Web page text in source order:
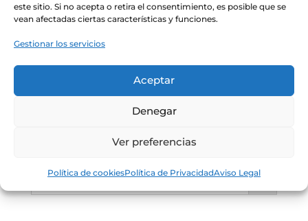
este sitio. Si no acepta o retira el consentimiento, es posible que se
vean afectadas ciertas características y funciones.
Gestionar los servicios
Aceptar
Denegar
Ver preferencias
Política de cookiesPolítica de PrivacidadAviso Legal
Tarjeta
Regalo 50€